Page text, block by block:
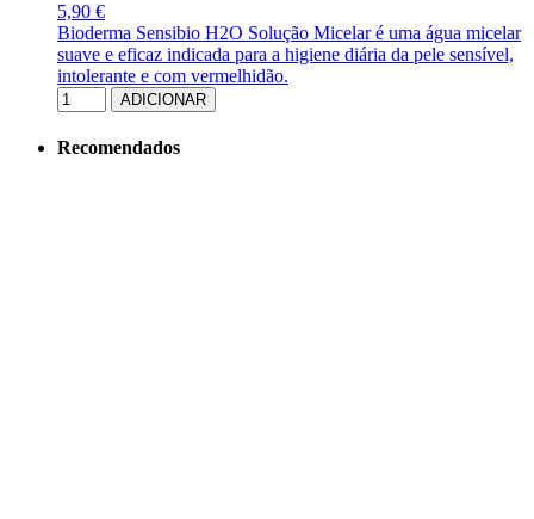
5,90 €
Bioderma Sensibio H2O Solução Micelar é uma água micelar
suave e eficaz indicada para a higiene diária da pele sensível,
intolerante e com vermelhidão.
ADICIONAR
Recomendados